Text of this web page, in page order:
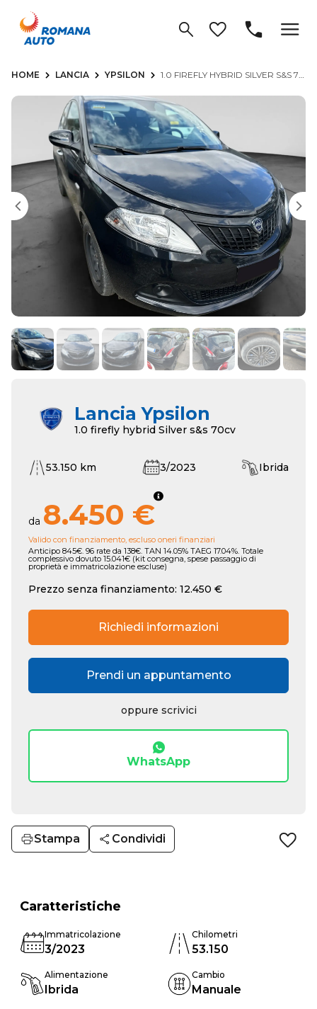
HOME LANCIA YPSILON 1.0 FIREFLY HYBRID SILVER S&S 70CV
Lancia Ypsilon
1.0 firefly hybrid Silver s&s 70cv
53.150 km 3/2023 Ibrida
da 8.450 €
Valido con finanziamento, escluso oneri finanziari
Anticipo 845€. 96 rate da 138€. TAN 14.05% TAEG 17.04%. Totale
complessivo dovuto 15.041€ (kit consegna, spese passaggio di
proprietà e immatricolazione escluse)
Prezzo senza finanziamento: 12.450 €
Richiedi informazioni
Prendi un appuntamento
oppure scrivici
WhatsApp
Stampa Condividi
Caratteristiche
Immatricolazione
3/2023
Chilometri
53.150
Alimentazione
Ibrida
Cambio
Manuale